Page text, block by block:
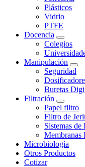
Plásticos
Vidrio
PTFE
Docencia
Colegios
Manipulación
Seguridad
Buretas
Filtración
Papel filtro
Filtro de
Sistemas de
Membranas
Microbiología
Otros Productos
Cotizar